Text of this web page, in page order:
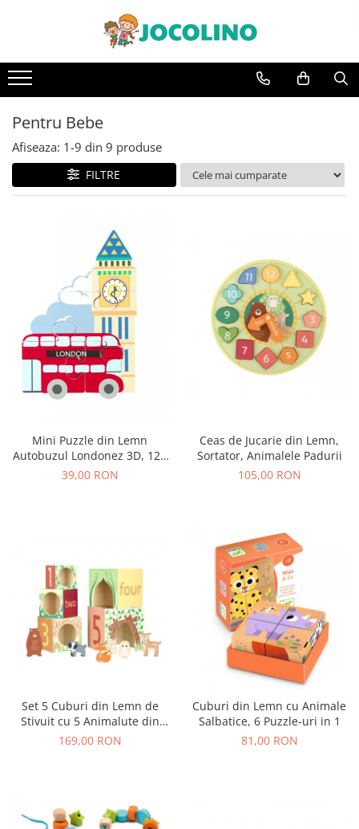
1 - 2 Ani
4 - 5 Ani
5 - 6 Ani
Pentru Bebe
Afiseaza: 1-9 din 9 produse
FILTRE
Mini Puzzle din Lemn
Autobuzul Londonez 3D, 12+
Luni, 4 Piese
39,00 RON
Ceas de Jucarie din Lemn,
Sortator, Animalele Padurii
105,00 RON
Set 5 Cuburi din Lemn de
Stivuit cu 5 Animalute din
Padure
169,00 RON
Cuburi din Lemn cu Animale
Salbatice, 6 Puzzle-uri in 1
81,00 RON